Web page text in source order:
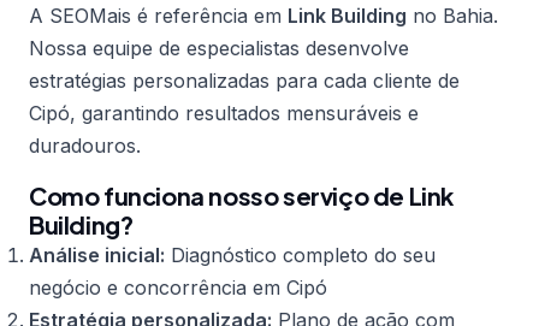
A SEOMais é referência em Link Building no Bahia.
Nossa equipe de especialistas desenvolve
estratégias personalizadas para cada cliente de
Cipó, garantindo resultados mensuráveis e
duradouros.
Como funciona nosso serviço de Link
Building?
Análise inicial: Diagnóstico completo do seu
negócio e concorrência em Cipó
Estratégia personalizada: Plano de ação com